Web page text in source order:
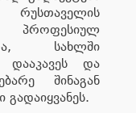
რუსთაველის
პროფესიულ
სახლში
და
შინაგან
გადაიყვანეს.